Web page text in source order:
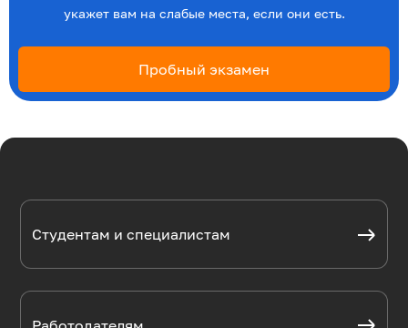
укажет вам на слабые места, если они есть.
Пробный экзамен
Студентам и специалистам